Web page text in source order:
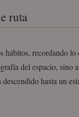
ruta
recordando lo
del espacio, sino
hasta un